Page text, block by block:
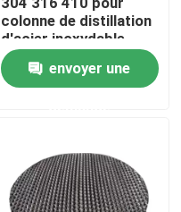
colonne de distillation
d'acier inoxydable
métal sous vide à
plaque haute pression
ISO9001:2000
envoyer une